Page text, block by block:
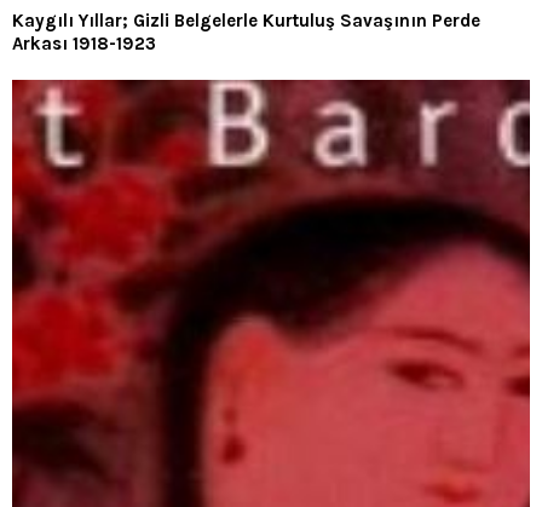
Kaygılı Yıllar; Gizli Belgelerle Kurtuluş Savaşının Perde
Arkası 1918-1923